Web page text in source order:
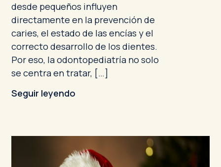
desde pequeños influyen
directamente en la prevención de
caries, el estado de las encías y el
correcto desarrollo de los dientes.
Por eso, la odontopediatría no solo
se centra en tratar, […]
Seguir leyendo